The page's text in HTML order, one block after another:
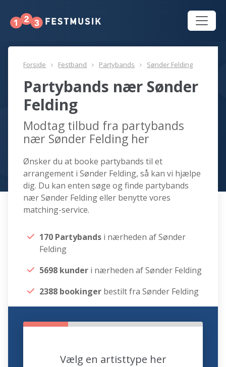
Forside Festband Partybands Sønder Felding
Partybands nær Sønder
Felding
Modtag tilbud fra partybands
nær Sønder Felding her
Ønsker du at booke partybands til et
arrangement i Sønder Felding, så kan vi hjælpe
dig. Du kan enten søge og finde partybands
nær Sønder Felding eller benytte vores
matching-service.
170 Partybands i nærheden af Sønder
Felding
5698 kunder i nærheden af Sønder Felding
2388 bookinger bestilt fra Sønder Felding
Vælg en artisttype her